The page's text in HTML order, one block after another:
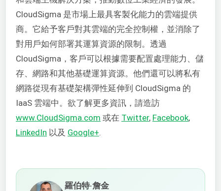
CloudSigma 是市場上最具客製化能力的雲端提供
商。它給予客戶對其雲端的完全控制權，並消除了
對用戶如何部署其運算資源的限制。透過
CloudSigma，客戶可以根據需要配置處理能力、儲
存、網路和其他基礎運算資源。他們還可以將私有
網路從現有基礎架構彈性延伸到 CloudSigma 的
IaaS 雲端中。欲了解更多資訊，請造訪
www.CloudSigma.com 或在 Twitter, Facebook,
LinkedIn 以及 Google+
羅伯特·詹金